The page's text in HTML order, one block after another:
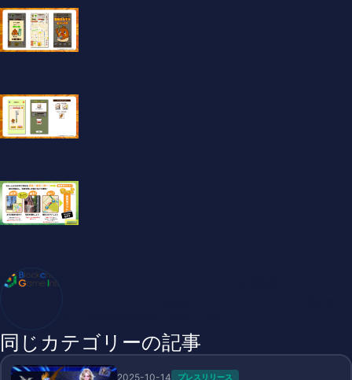
同じカテゴリーの記事
2025-10-14 プレスリリース